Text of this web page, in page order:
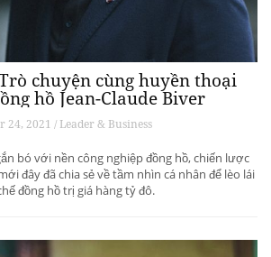
chuyện cùng huyền thoại
hồ Jean-Claude Biver
24, 2021 / Leader & Business
bó với nền công nghiệp đồng hồ, chiến lược
đây đã chia sẻ về tầm nhìn cá nhân để lèo lái
đồng hồ trị giá hàng tỷ đô.